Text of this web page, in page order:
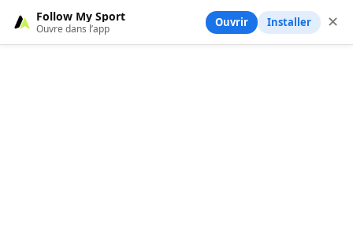
Follow My Sport
Ouvre dans l’app Ouvrir Installer ✕